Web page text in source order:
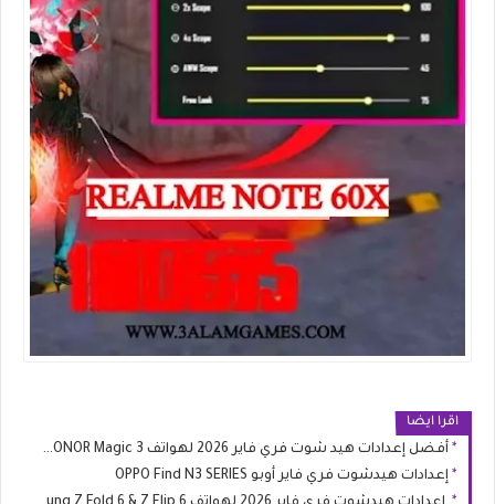
اقرا ايضا
أفضل إعدادات هيد شوت فري فاير 2026 لهواتف HONOR Magic 3 و Magic 3 Pro
إعدادات هيدشوت فري فاير أوبو OPPO Find N3 SERIES